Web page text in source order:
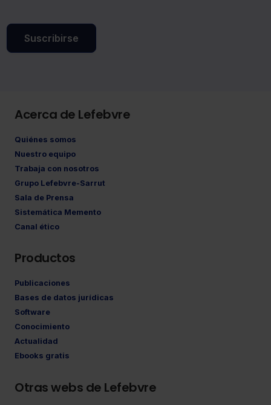
Suscribirse
Acerca de Lefebvre
Quiénes somos
Nuestro equipo
Trabaja con nosotros
Grupo Lefebvre-Sarrut
Sala de Prensa
Sistemática Memento
Canal ético
Productos
Publicaciones
Bases de datos jurídicas
Software
Conocimiento
Actualidad
Ebooks gratis
Otras webs de Lefebvre